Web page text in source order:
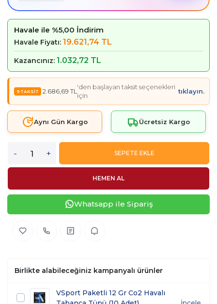
Havale ile %5,00 İndirim
Havale Fiyatı: 19.621,74 TL
Kazancınız: 1.032,72 TL
2.686,69 TL
'den başlayan taksit seçenekleri
için
tıklayın.
Aynı Gün Kargo Ücretsiz Kargo
- + SEPETE EKLE
HEMEN AL
Whatsapp ile Sipariş
Birlikte alabileceğiniz kampanyalı ürünler
VSport Paketli 12 Gr Co2 Havalı